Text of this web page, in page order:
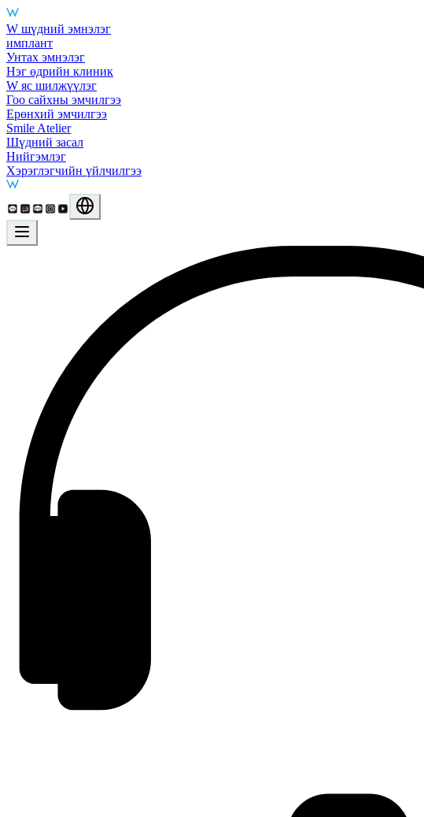
Main Services
W шүдний эмнэлэг
имплант
Унтах эмнэлэг
Нэг өдрийн клиник
W яс шилжүүлэг
Гоо сайхны эмчилгээ
Ерөнхий эмчилгээ
Smile Atelier
Шүдний засал
Нийгэмлэг
Хэрэглэгчийн үйлчилгээ